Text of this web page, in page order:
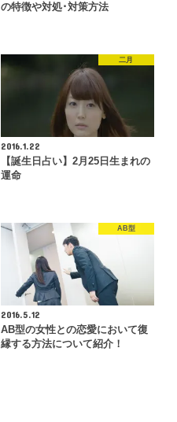
の特徴や対処･対策方法
二月
2016.1.22
【誕生日占い】2月25日生まれの
運命
AB型
2016.5.12
AB型の女性との恋愛において復
縁する方法について紹介！